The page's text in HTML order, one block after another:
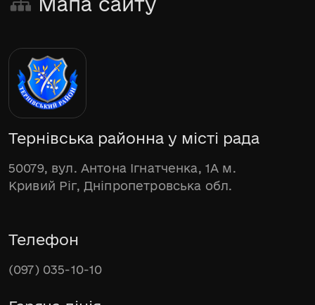
Тернівська районна у місті рада
50079, вул. Антона Ігнатченка, 1А м.
Кривий Ріг, Дніпропетровська обл.
Телефон
(097) 035-10-10